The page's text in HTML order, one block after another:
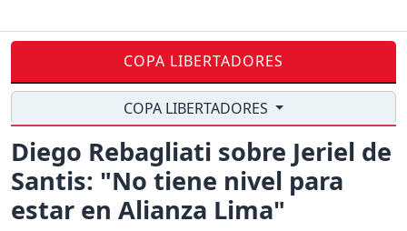
COPA LIBERTADORES
COPA LIBERTADORES
Diego Rebagliati sobre Jeriel de
Santis: "No tiene nivel para
estar en Alianza Lima"